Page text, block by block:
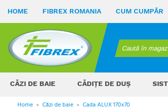
HOME FIBREX ROMANIA CUM CUMPĂR
CĂZI DE BAIE CĂDIȚE DE DUȘ
Home > Căzi de baie > Cada ALUX 170x70